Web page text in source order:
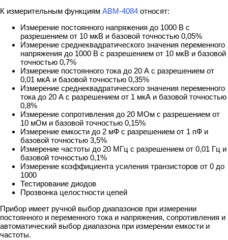
К измерительным функциям АВМ-4084 относят:
Измерение постоянного напряжения до 1000 В с
разрешением от 10 мкВ и базовой точностью 0,05%
Измерение среднеквадратического значения переменного
напряжения до 1000 В с разрешением от 10 мкВ и базовой
точностью 0,7%
Измерение постоянного тока до 20 А с разрешением от
0,01 мкА и базовой точностью 0,35%
Измерение среднеквадратического значения переменного
тока до 20 А с разрешением от 1 мкА и базовой точностью
0,8%
Измерение сопротивления до 20 МОм с разрешением от
10 мОм и базовой точностью 0,15%
Измерение емкости до 2 мФ с разрешением от 1 пФ и
базовой точностью 3,5%
Измерение частоты до 20 МГц с разрешением от 0,01 Гц и
базовой точностью 0,1%
Измерение коэффициента усиления транзисторов от 0 до
1000
Тестирование диодов
Прозвонка целостности цепей
Прибор имеет ручной выбор диапазонов при измерении
постоянного и переменного тока и напряжения, сопротивления и
автоматический выбор диапазона при измерении емкости и
частоты.